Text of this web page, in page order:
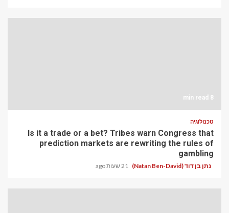
8 min read
טכנולוגיה
Is it a trade or a bet? Tribes warn Congress that
prediction markets are rewriting the rules of
gambling
נתן בן דוד (Natan Ben-David) 21 שעות ago